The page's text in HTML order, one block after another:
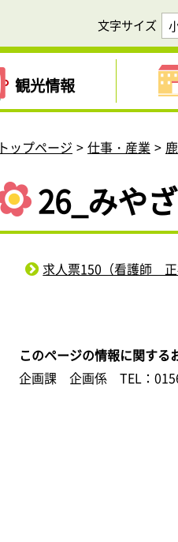
文字サイズ
観光情報
トップページ 仕事・産業
26_みや
求人票150（看護師 正
このページの情報に関する
企画課 企画係
TEL：